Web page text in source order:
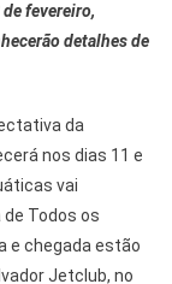
fevereiro,
detalhes de
da
nos dias 11 e
vai
Todos os
e chegada estão
Jetclub, no